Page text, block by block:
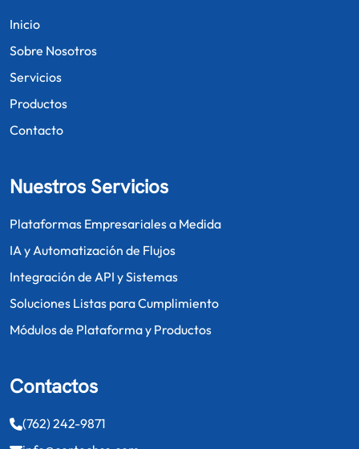
Inicio
Sobre Nosotros
Servicios
Productos
Contacto
Nuestros Servicios
Plataformas Empresariales a Medida
IA y Automatización de Flujos
Integración de API y Sistemas
Soluciones Listas para Cumplimiento
Módulos de Plataforma y Productos
Contactos
(762) 242-9871